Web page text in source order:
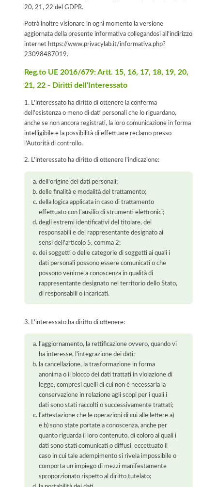
20, 21, 22 del GDPR.
Potrà inoltre visionare in ogni momento la versione
aggiornata della presente informativa collegandosi all'indirizzo
internet https://www.privacylab.it/informativa.php?
23098487019.
Reg.to UE 2016/679: Artt. 15, 16, 17, 18, 19, 20,
21, 22 - Diritti dell'Interessato
1. L'interessato ha diritto di ottenere la conferma
dell'esistenza o meno di dati personali che lo riguardano,
anche se non ancora registrati, la loro comunicazione in forma
intelligibile e la possibilità di effettuare reclamo presso
l’Autorità di controllo.
2. L'interessato ha diritto di ottenere l'indicazione:
dell'origine dei dati personali;
delle finalità e modalità del trattamento;
della logica applicata in caso di trattamento
effettuato con l'ausilio di strumenti elettronici;
degli estremi identificativi del titolare, dei
responsabili e del rappresentante designato ai
sensi dell'articolo 5, comma 2;
dei soggetti o delle categorie di soggetti ai quali i
dati personali possono essere comunicati o che
possono venirne a conoscenza in qualità di
rappresentante designato nel territorio dello Stato,
di responsabili o incaricati.
3. L'interessato ha diritto di ottenere:
l'aggiornamento, la rettificazione ovvero, quando vi
ha interesse, l'integrazione dei dati;
la cancellazione, la trasformazione in forma
anonima o il blocco dei dati trattati in violazione di
legge, compresi quelli di cui non è necessaria la
conservazione in relazione agli scopi per i quali i
dati sono stati raccolti o successivamente trattati;
l'attestazione che le operazioni di cui alle lettere a)
e b) sono state portate a conoscenza, anche per
quanto riguarda il loro contenuto, di coloro ai quali i
dati sono stati comunicati o diffusi, eccettuato il
caso in cui tale adempimento si rivela impossibile o
comporta un impiego di mezzi manifestamente
sproporzionato rispetto al diritto tutelato;